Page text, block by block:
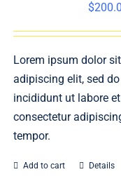
$
Lorem ipsum dolor
adipiscing elit, sed
incididunt ut labore
consectetur
tempor.
Add to cart Details